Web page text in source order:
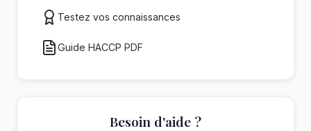
Testez vos connaissances
Guide HACCP PDF
Besoin d'aide ?